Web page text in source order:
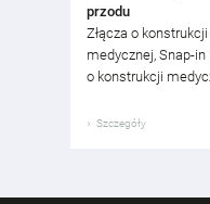
przodu
Złącza o
medycznej, Snap-in
o konstrukcji
Szczegóły